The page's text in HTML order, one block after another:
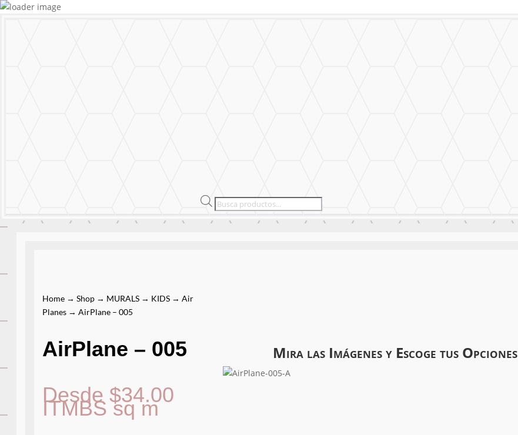
Products
search
Home→ Shop→ MURALS→ KIDS→ Air
Planes→ AirPlane – 005
AirPlane – 005
Desde $34.00
ITMBSsq m
Mira las Imágenes y Escoge tus Opciones